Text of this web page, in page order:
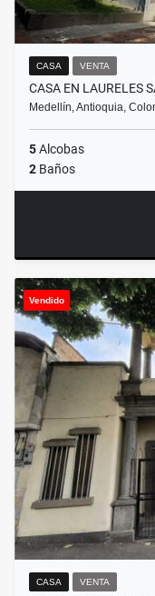
CASA VENTA
CASA EN LAURELES
Medellín, Antioquia,
5Alcobas
2 Baños
Vendido
CASA VENTA